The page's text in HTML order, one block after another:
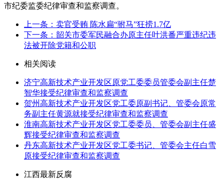
市纪委监委纪律审查和监察调查。
上一条：卖官受贿 陈水扁“驸马”狂捞1.7亿
下一条：韶关市委军民融合办原主任叶洪番严重违纪违
法被开除党籍和公职
相关阅读
济宁高新技术产业开发区原党工委委员管委会副主任楚
智华接受纪律审查和监察调查
贺州高新技术产业开发区党工委原副书记、管委会原常
务副主任黄源就接受纪律审查和监察调查
淮南高新技术产业开发区党工委委员、管委会副主任盛
辉接受纪律审查和监察调查
丹东高新技术产业开发区党工委书记、管委会主任白雪
原接受纪律审查和监察调查
江西最新反腐